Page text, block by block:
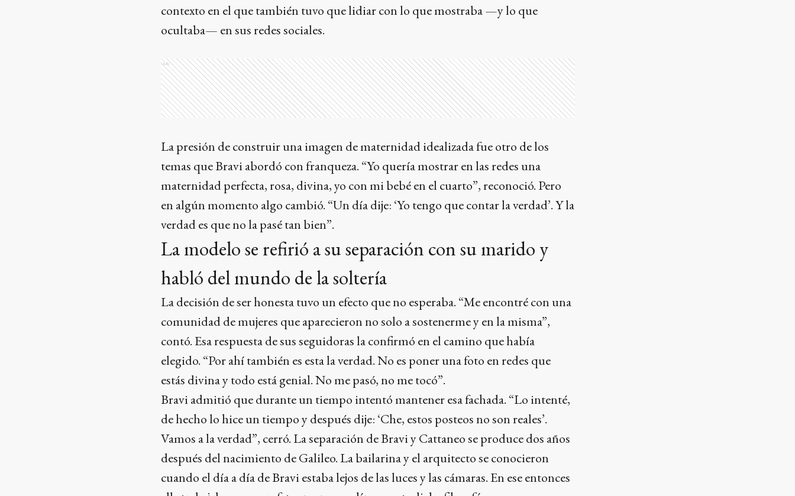
contexto en el que también tuvo que lidiar con lo que mostraba —y lo que
ocultaba— en sus redes sociales.
Ads
La presión de construir una imagen de maternidad idealizada fue otro de los
temas que Bravi abordó con franqueza. “Yo quería mostrar en las redes una
maternidad perfecta, rosa, divina, yo con mi bebé en el cuarto”, reconoció. Pero
en algún momento algo cambió. “Un día dije: ‘Yo tengo que contar la verdad’. Y la
verdad es que no la pasé tan bien”.
La modelo se refirió a su separación con su marido y
habló del mundo de la soltería
La decisión de ser honesta tuvo un efecto que no esperaba. “Me encontré con una
comunidad de mujeres que aparecieron no solo a sostenerme y en la misma”,
contó. Esa respuesta de sus seguidoras la confirmó en el camino que había
elegido. “Por ahí también es esta la verdad. No es poner una foto en redes que
estás divina y todo está genial. No me pasó, no me tocó”.
Bravi admitió que durante un tiempo intentó mantener esa fachada. “Lo intenté,
de hecho lo hice un tiempo y después dije: ‘Che, estos posteos no son reales’.
Vamos a la verdad”, cerró. La separación de Bravi y Cattaneo se produce dos años
después del nacimiento de Galileo. La bailarina y el arquitecto se conocieron
cuando el día a día de Bravi estaba lejos de las luces y las cámaras. En ese entonces